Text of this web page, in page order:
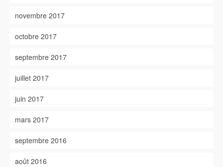
novembre 2017
octobre 2017
septembre 2017
juillet 2017
juin 2017
mars 2017
septembre 2016
août 2016